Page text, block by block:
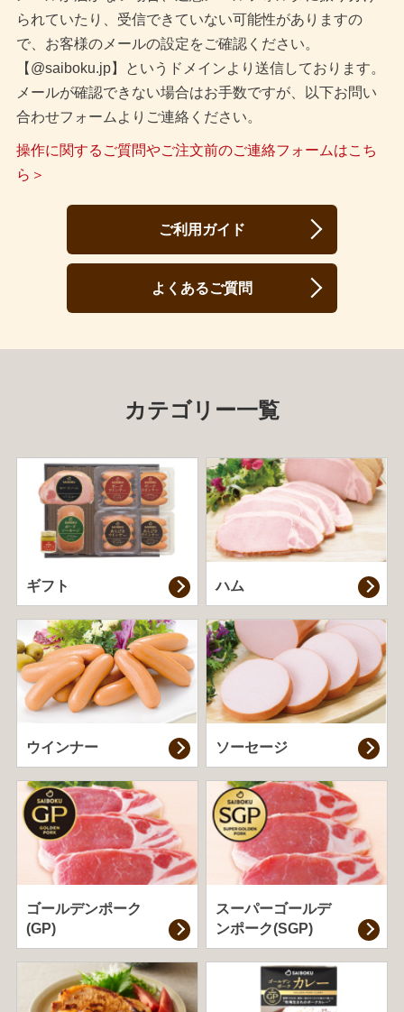
られていたり、受信できていない可能性がありますの
で、お客様のメールの設定をご確認ください。
【@saiboku.jp】というドメインより送信しております。
メールが確認できない場合はお手数ですが、以下お問い
合わせフォームよりご連絡ください。
操作に関するご質問やご注文前のご連絡フォームはこち
ら＞
ご利用ガイド
よくあるご質問
カテゴリー一覧
ギフト ハム
ウインナー ソーセージ
ゴールデンポーク
(GP)
スーパーゴールデ
ンポーク(SGP)